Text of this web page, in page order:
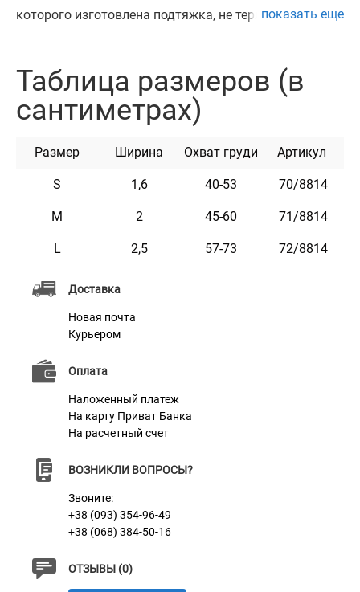
Доставка
Новая почта
Курьером
Оплата
Наложенный платеж
На карту Приват Банка
На расчетный счет
ВОЗНИКЛИ ВОПРОСЫ?
Звоните:
+38 (093) 354-96-49
+38 (068) 384-50-16
ОТЗЫВЫ (0)
которого изготовлена подтяжка, не теряет цвет при
Обхват регулируется. Эта лямка мягкая на ощупь,
гибкая и не боящаяся воды. Она практична и
Характеристики
Материал Нейлон
показать еще
Таблица размеров (в
сантиметрах)
Размер Ширина Охват груди Артикул
S 1,6 40-53 70/8814
M 2 45-60 71/8814
L 2,5 57-73 72/8814